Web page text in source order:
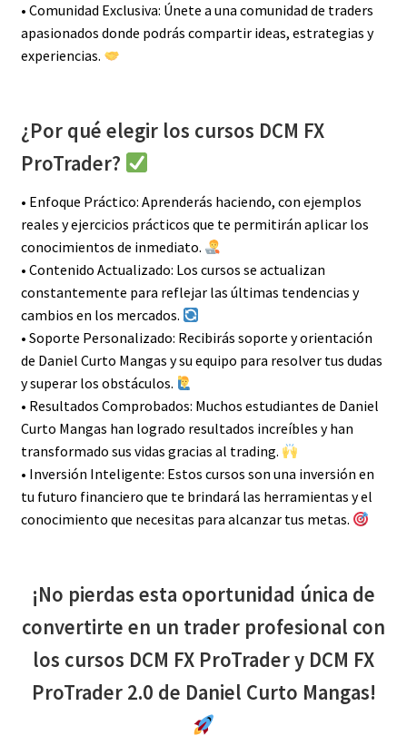
• Comunidad Exclusiva: Únete a una comunidad de traders
apasionados donde podrás compartir ideas, estrategias y
experiencias.
¿Por qué elegir los cursos DCM FX
ProTrader?
• Enfoque Práctico: Aprenderás haciendo, con ejemplos
reales y ejercicios prácticos que te permitirán aplicar los
conocimientos de inmediato.
• Contenido Actualizado: Los cursos se actualizan
constantemente para reflejar las últimas tendencias y
cambios en los mercados.
• Soporte Personalizado: Recibirás soporte y orientación
de Daniel Curto Mangas y su equipo para resolver tus dudas
y superar los obstáculos.
• Resultados Comprobados: Muchos estudiantes de Daniel
Curto Mangas han logrado resultados increíbles y han
transformado sus vidas gracias al trading.
• Inversión Inteligente: Estos cursos son una inversión en
tu futuro financiero que te brindará las herramientas y el
conocimiento que necesitas para alcanzar tus metas.
¡No pierdas esta oportunidad única de
convertirte en un trader profesional con
los cursos DCM FX ProTrader y DCM FX
ProTrader 2.0 de Daniel Curto Mangas!